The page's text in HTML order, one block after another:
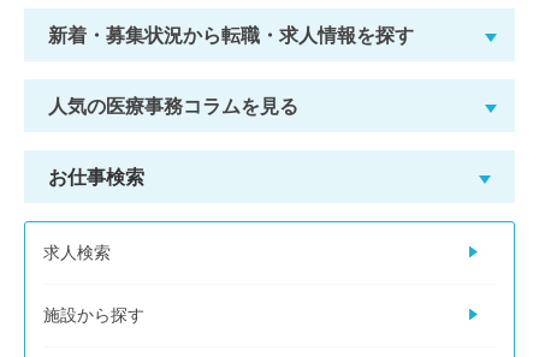
新着・募集状況から転職・求人情報を探す
人気の医療事務コラムを見る
お仕事検索
求人検索
施設から探す